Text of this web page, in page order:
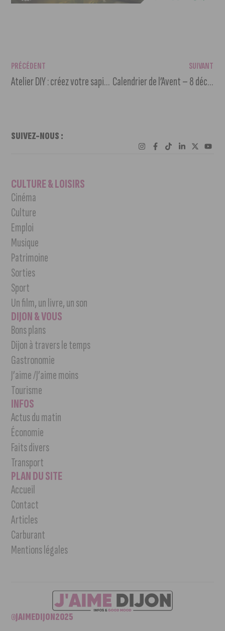
PRÉCÉDENT
Atelier DIY : créez votre sapin écolo à Dijon
SUIVANT
Calendrier de l’Avent – 8 décembre
SUIVEZ-NOUS :
CULTURE & LOISIRS
Cinéma
Culture
Emploi
Musique
Patrimoine
Sorties
Sport
Un film, un livre, un son
DIJON & VOUS
Bons plans
Dijon à travers le temps
Gastronomie
J’aime /J’aime moins
Tourisme
INFOS
Actus du matin
Économie
Faits divers
Transport
PLAN DU SITE
Accueil
Contact
Articles
Carburant
Mentions légales
©JAIMEDIJON2025